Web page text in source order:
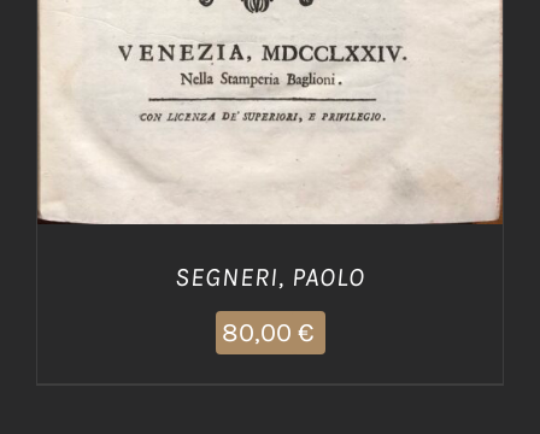
SEGNERI, PAOLO
80,00 €